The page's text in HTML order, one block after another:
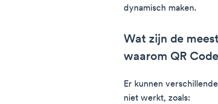
dynamisch maken.
Wat zijn de
waarom QR
Er kunnen
niet werkt, zoals: